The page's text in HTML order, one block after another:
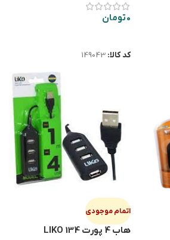
0تومان
کد کالا: 149043
اتمام موجودی
هاب 4 پورت LIKO 134